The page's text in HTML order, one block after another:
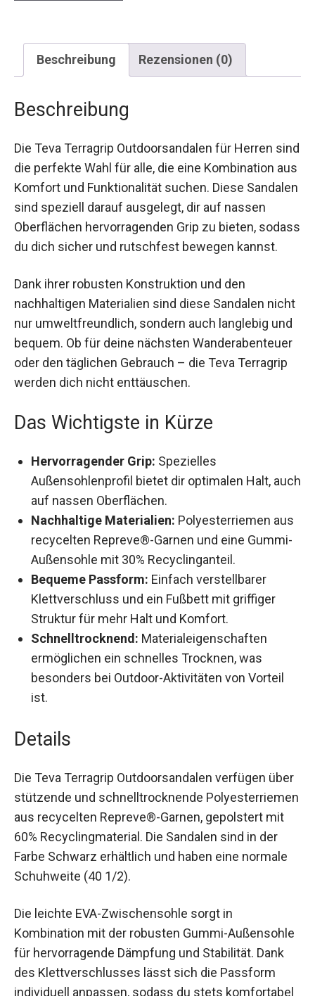
Beschreibung Rezensionen (0)
Beschreibung
Die Teva Terragrip Outdoorsandalen für Herren
sind die perfekte Wahl für alle, die eine
Kombination aus Komfort und Funktionalität
suchen. Diese Sandalen sind speziell darauf
ausgelegt, dir auf nassen Oberflächen
hervorragenden Grip zu bieten, sodass du dich
sicher und rutschfest bewegen kannst.
Dank ihrer robusten Konstruktion und den
nachhaltigen Materialien sind diese Sandalen
nicht nur umweltfreundlich, sondern auch
langlebig und bequem. Ob für deine nächsten
Wanderabenteuer oder den täglichen Gebrauch –
die Teva Terragrip werden dich nicht
enttäuschen.
Das Wichtigste in Kürze
Hervorragender Grip:Spezielles
Außensohlenprofil bietet dir optimalen Halt,
auch auf nassen Oberflächen.
Nachhaltige Materialien: Polyesterriemen
aus recycelten Repreve®-Garnen und eine
Gummi-Außensohle mit 30% Recyclinganteil.
Bequeme Passform:Einfach verstellbarer
Klettverschluss und ein Fußbett mit griffiger
Struktur für mehr Halt und Komfort.
Schnelltrocknend:Materialeigenschaften
ermöglichen ein schnelles Trocknen, was
ist.
Details
Die Teva Terragrip Outdoorsandalen verfügen
über stützende und schnelltrocknende
Polyesterriemen aus recycelten Repreve®-
Garnen, gepolstert mit 60% Recyclingmaterial. Die
Sandalen sind in der Farbe Schwarz erhältlich und
haben eine normale Schuhweite (40 1/2).
Die leichte EVA-Zwischensohle sorgt in
Kombination mit der robusten Gummi-